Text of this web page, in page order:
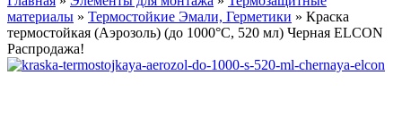
материалы » Термостойкие Эмали, Герметики » Краска
термостойкая (Аэрозоль) (до 1000°С, 520 мл) Черная ELCON
Распродажа!